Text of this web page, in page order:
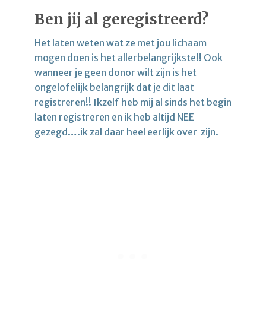
Ben jij al geregistreerd?
Het laten weten wat ze met jou lichaam
mogen doen is het allerbelangrijkste!! Ook
wanneer je geen donor wilt zijn is het
ongelofelijk belangrijk dat je dit laat
registreren!! Ikzelf heb mij al sinds het begin
laten registreren en ik heb altijd NEE
gezegd….ik zal daar heel eerlijk over zijn.